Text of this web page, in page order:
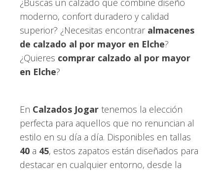
moderno, confort duradero y calidad
superior? ¿Necesitas encontrar almacenes
de calzado al por mayor en Elche?
¿Quieres comprar calzado al por mayor
en Elche?
En Calzados Jogar tenemos la elección
perfecta para aquellos que no renuncian al
estilo en su día a día. Disponibles en tallas
40 a 45, estos zapatos están diseñados para
destacar en cualquier entorno, desde la